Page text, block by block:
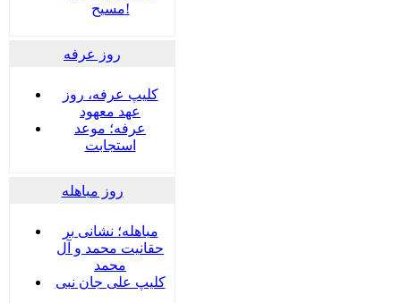
مسیح!
روز عرفه
کلیپ عرفه، روز
عهد معهود
عرفه؛ موعد
استجابت
روز مباهله
مباهله؛ نشانی بر
حقانیت محمد و آل
محمد
کلیپ علی جان نبی